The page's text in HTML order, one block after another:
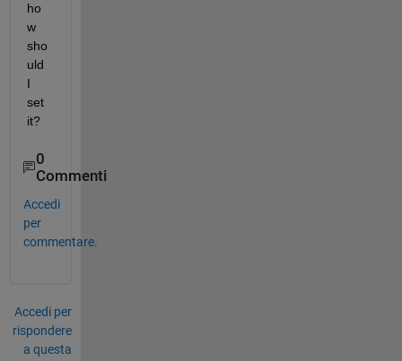
ho
w
sho
uld
I
set
it?
0
Commenti
Accedi
per
commentare.
Accedi per
rispondere
a questa